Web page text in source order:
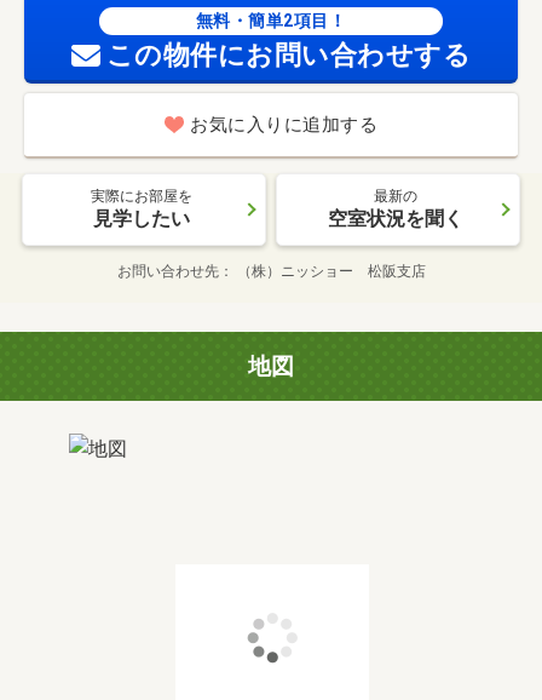
無料・簡単2項目！
この物件にお問い合わせする
お気に入りに追加する
実際にお部屋を
見学したい
最新の
空室状況を聞く
お問い合わせ先 （株）ニッショー 松阪支店
地図